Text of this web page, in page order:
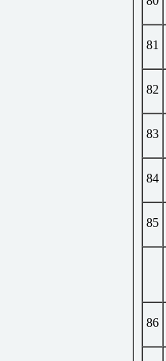
81
82
83
84
85
86